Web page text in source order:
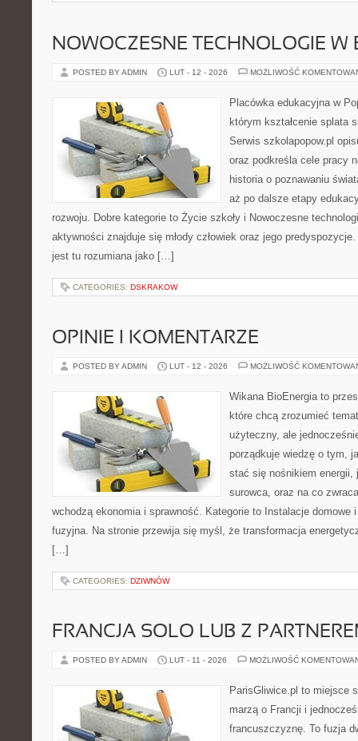
NOWOCZESNE TECHNOLOGIE W
POSTED BY ADMIN LUT - 12 - 2026 MOŻLIWOŚĆ
Placówka edukacyjna w
którym kształcenie splata
Serwis szkolapopow.pl
oraz podkreśla cele pracy
historia o poznawaniu
aż po dalsze etapy
rozwoju. Dobre kategorie to Życie szkoły i Nowoczesne
aktywności znajduje się młody człowiek oraz jego
jest tu rozumiana jako […]
CATEGORIES: DSKRAKOW
OPINIE I KOMENTARZE
POSTED BY ADMIN LUT - 12 - 2026 MOŻLIWOŚĆ
Wikana BioEnergia to
które chcą zrozumieć
użyteczny, ale
porządkuje wiedzę o tym,
stać się nośnikiem energii,
surowca, oraz na co
wchodzą ekonomia i sprawność. Kategorie to Instalacje domowe i
fuzyjna. Na stronie przewija się myśl, że transformacja
[…]
CATEGORIES: DZIWNÓW
FRANCJA SOLO LUB Z
POSTED BY ADMIN LUT - 11 - 2026 MOŻLIWOŚĆ
ParisGliwice.pl to miejsce
marzą o Francji i
francuszczyznę. To fuzja